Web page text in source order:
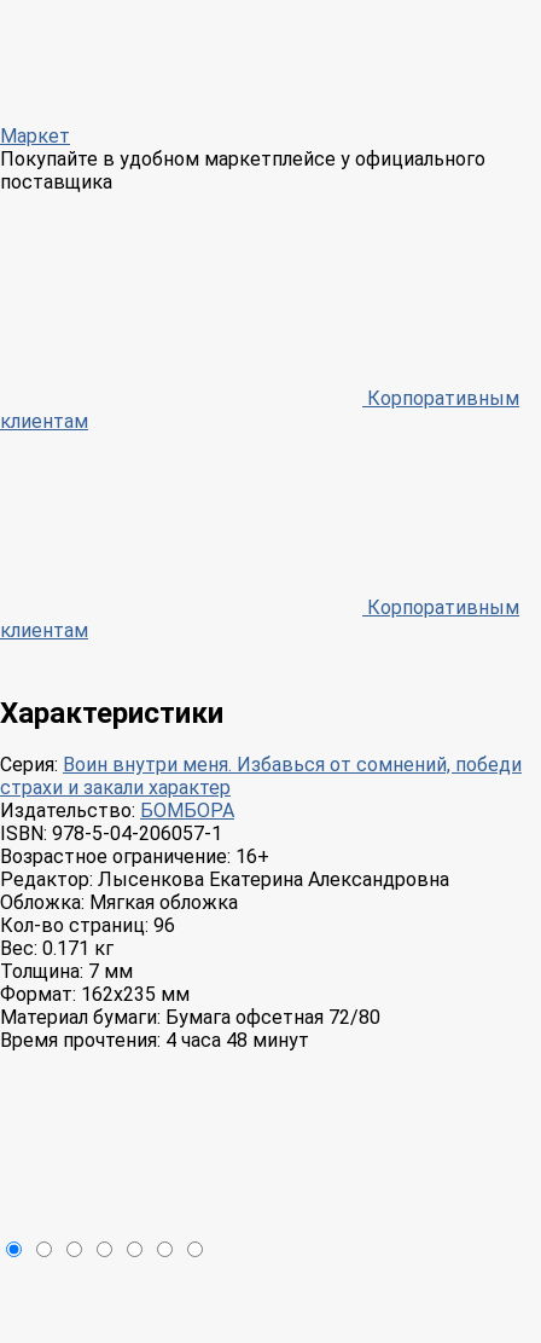
Маркет
Покупайте в удобном маркетплейсе у официального
поставщика
Корпоративным
клиентам
Корпоративным
клиентам
Характеристики
Серия: Воин внутри меня. Избавься от сомнений, победи
страхи и закали характер
Издательство: БОМБОРА
ISBN: 978-5-04-206057-1
Возрастное ограничение: 16+
Редактор: Лысенкова Екатерина Александровна
Обложка: Мягкая обложка
Кол-во страниц: 96
Вес: 0.171 кг
Толщина: 7 мм
Формат: 162x235 мм
Материал бумаги: Бумага офсетная 72/80
Время прочтения: 4 часа 48 минут